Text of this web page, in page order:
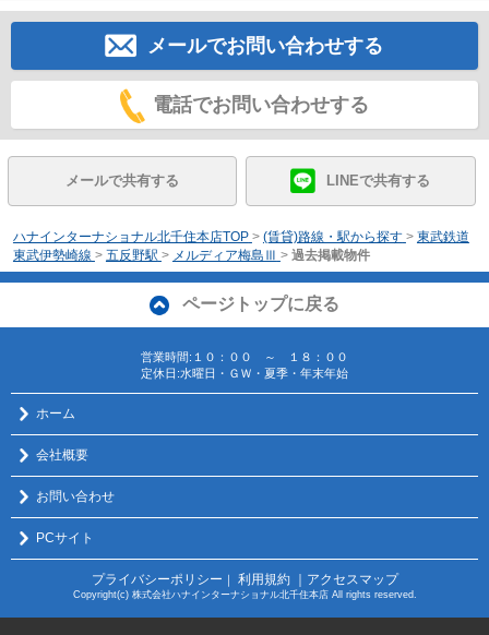
メールでお問い合わせする
電話でお問い合わせする
メールで共有する LINEで共有する
ハナインターナショナル北千住本店TOP > (賃貸)路線・駅から探す > 東武鉄道
東武伊勢崎線 > 五反野駅 > メルディア梅島Ⅲ > 過去掲載物件
ページトップに戻る
営業時間:１０：００ ～ １８：００
定休日:水曜日・ＧＷ・夏季・年末年始
ホーム
会社概要
お問い合わせ
PCサイト
プライバシーポリシー ｜ 利用規約 ｜アクセスマップ
Copyright(c) 株式会社ハナインターナショナル北千住本店 All rights reserved.